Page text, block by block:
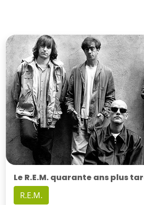
Le R.E.M. quarante ans plus
R.E.M.